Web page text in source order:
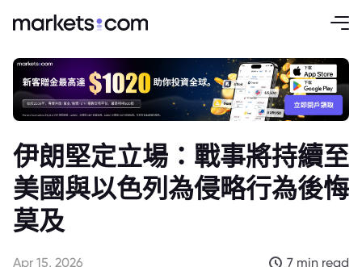
伊朗堅定立場：戰事將持續至
美國與以色列為侵略行為後悔
莫及
Apr 15, 2026 7 min read